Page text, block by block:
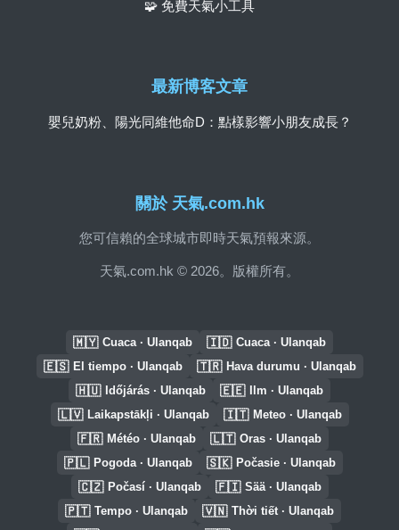
關於 天氣.com.hk
您可信賴的全球城市即時天氣預報來源。
天氣.com.hk © 2026。版權所有。
🧩 免費天氣小工具
最新博客文章
嬰兒奶粉、陽光同維他命D：點樣影響小朋友成長？
🇲🇾 Cuaca · Ulanqab 🇮🇩 Cuaca · Ulanqab
🇪🇸 El tiempo · Ulanqab 🇹🇷 Hava durumu · Ulanqab
🇭🇺 Időjárás · Ulanqab 🇪🇪 Ilm · Ulanqab
🇱🇻 Laikapstākļi · Ulanqab 🇮🇹 Meteo · Ulanqab
🇫🇷 Météo · Ulanqab 🇱🇹 Oras · Ulanqab
🇵🇱 Pogoda · Ulanqab 🇸🇰 Počasie · Ulanqab
🇨🇿 Počasí · Ulanqab 🇫🇮 Sää · Ulanqab
🇵🇹 Tempo · Ulanqab 🇻🇳 Thời tiết · Ulanqab